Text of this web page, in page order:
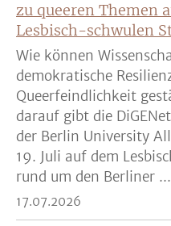
zu queeren Themen
Lesbisch-schwulen
Wie können
demokratische
Queerfeindlichkeit
darauf gibt die
der Berlin University
19. Juli auf dem
rund um den Berliner ...
17.07.2026